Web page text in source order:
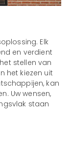
Elk
en verdient
stellen van
het kiezen uit
kan
Uw wensen,
staan